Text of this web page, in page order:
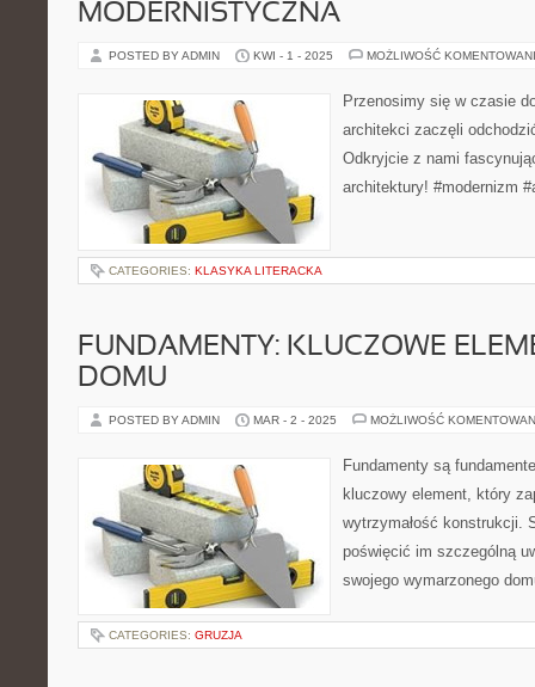
MODERNISTYCZNA
POSTED BY ADMIN KWI - 1 - 2025 MOŻLIWOŚĆ
Przenosimy się w czasie
architekci zaczęli
Odkryjcie z nami
architektury! #modernizm
CATEGORIES: KLASYKA LITERACKA
FUNDAMENTY: KLUCZOWE
DOMU
POSTED BY ADMIN MAR - 2 - 2025 MOŻLIWOŚĆ
Fundamenty są
kluczowy element, który
wytrzymałość konstrukcji.
poświęcić im szczególną
swojego wymarzonego
CATEGORIES: GRUZJA